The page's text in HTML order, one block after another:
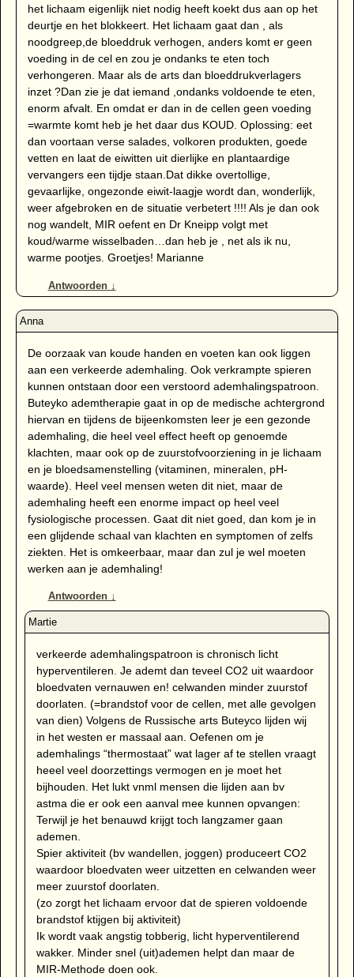
het lichaam eigenlijk niet nodig heeft koekt dus aan op het
deurtje en het blokkeert. Het lichaam gaat dan , als
noodgreep,de bloeddruk verhogen, anders komt er geen
voeding in de cel en zou je ondanks te eten toch
verhongeren. Maar als de arts dan bloeddrukverlagers
inzet ?Dan zie je dat iemand ,ondanks voldoende te eten,
enorm afvalt. En omdat er dan in de cellen geen voeding
=warmte komt heb je het daar dus KOUD. Oplossing: eet
dan voortaan verse salades, volkoren produkten, goede
vetten en laat de eiwitten uit dierlijke en plantaardige
vervangers een tijdje staan.Dat dikke overtollige,
gevaarlijke, ongezonde eiwit-laagje wordt dan, wonderlijk,
weer afgebroken en de situatie verbetert !!!! Als je dan ook
nog wandelt, MIR oefent en Dr Kneipp volgt met
koud/warme wisselbaden…dan heb je , net als ik nu,
warme pootjes. Groetjes! Marianne
Antwoorden ↓
De oorzaak van koude handen en voeten kan ook liggen
aan een verkeerde ademhaling. Ook verkrampte spieren
kunnen ontstaan door een verstoord ademhalingspatroon.
Buteyko ademtherapie gaat in op de medische achtergrond
hiervan en tijdens de bijeenkomsten leer je een gezonde
ademhaling, die heel veel effect heeft op genoemde
klachten, maar ook op de zuurstofvoorziening in je lichaam
en je bloedsamenstelling (vitaminen, mineralen, pH-
waarde). Heel veel mensen weten dit niet, maar de
ademhaling heeft een enorme impact op heel veel
fysiologische processen. Gaat dit niet goed, dan kom je in
een glijdende schaal van klachten en symptomen of zelfs
ziekten. Het is omkeerbaar, maar dan zul je wel moeten
werken aan je ademhaling!
Antwoorden ↓
verkeerde ademhalingspatroon is chronisch licht
hyperventileren. Je ademt dan teveel CO2 uit waardoor
bloedvaten vernauwen en! celwanden minder zuurstof
doorlaten. (=brandstof voor de cellen, met alle gevolgen
van dien) Volgens de Russische arts Buteyco lijden wij
in het westen er massaal aan. Oefenen om je
ademhalings “thermostaat” wat lager af te stellen vraagt
heeel veel doorzettings vermogen en je moet het
bijhouden. Het lukt vnml mensen die lijden aan bv
astma die er ook een aanval mee kunnen opvangen:
Terwijl je het benauwd krijgt toch langzamer gaan
ademen.
Spier aktiviteit (bv wandellen, joggen) produceert CO2
waardoor bloedvaten weer uitzetten en celwanden weer
meer zuurstof doorlaten.
(zo zorgt het lichaam ervoor dat de spieren voldoende
brandstof ktijgen bij aktiviteit)
Ik wordt vaak angstig tobberig, licht hyperventilerend
wakker. Minder snel (uit)ademen helpt dan maar de
MIR-Methode doen ook.